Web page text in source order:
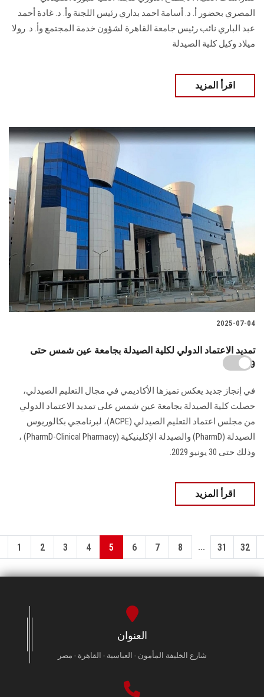
المصري بحضور أ. د. أسامة احمد بداري رئيس اللجنة وأ. د. غادة أحمد
عبد الباري نائب رئيس جامعة القاهرة لشؤون خدمة المجتمع وأ. د. رولا
ميلاد وكيل كلية الصيدلة
اقرأ المزيد
2025-07-04
تمديد الاعتماد الدولي لكلية الصيدلة بجامعة عين شمس حتى
2029
في إنجاز جديد يعكس تميزها الأكاديمي في مجال التعليم الصيدلي،
حصلت كلية الصيدلة بجامعة عين شمس على تمديد الاعتماد الدولي
من مجلس اعتماد التعليم الصيدلي (ACPE)، لبرنامجي بكالوريوس
الصيدلة (PharmD) والصيدلة الإكلينيكية (PharmD-Clinical Pharmacy) ،
وذلك حتى 30 يونيو 2029.
اقرأ المزيد
1 2 3 4 5 6 7 8 ... 31 32
العنوان
شارع الخليفة المأمون - العباسية - القاهرة - مصر